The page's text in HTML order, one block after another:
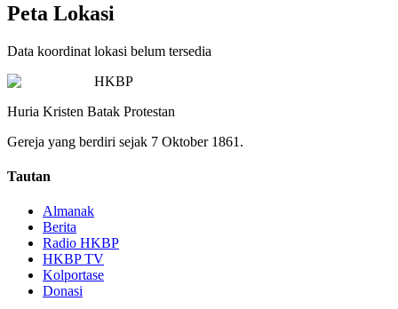
Peta Lokasi
Data koordinat lokasi belum tersedia
HKBP
Huria Kristen Batak Protestan
Gereja yang berdiri sejak 7 Oktober 1861.
Tautan
Almanak
Berita
Radio HKBP
HKBP TV
Kolportase
Donasi